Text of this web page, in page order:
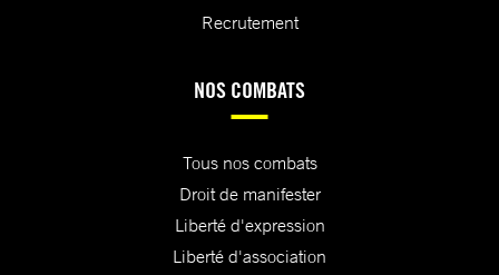
Recrutement
NOS COMBATS
Tous nos combats
Droit de manifester
Liberté d'expression
Liberté d'association